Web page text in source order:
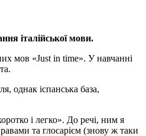
італійської мови.
мов «Just in time». У навчанні
однак іспанська база,
і легко». До речі, ним я
та глосарієм (знову ж таки